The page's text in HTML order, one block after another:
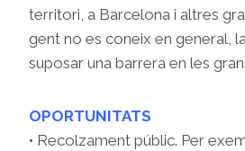
territori, a Barcelona i altres
gent no es coneix en general,
suposar una barrera en les
OPORTUNITATS
• Recolzament públic. Per